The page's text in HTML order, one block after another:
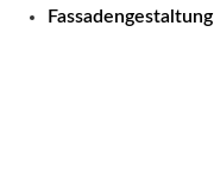
Fassadengestaltung